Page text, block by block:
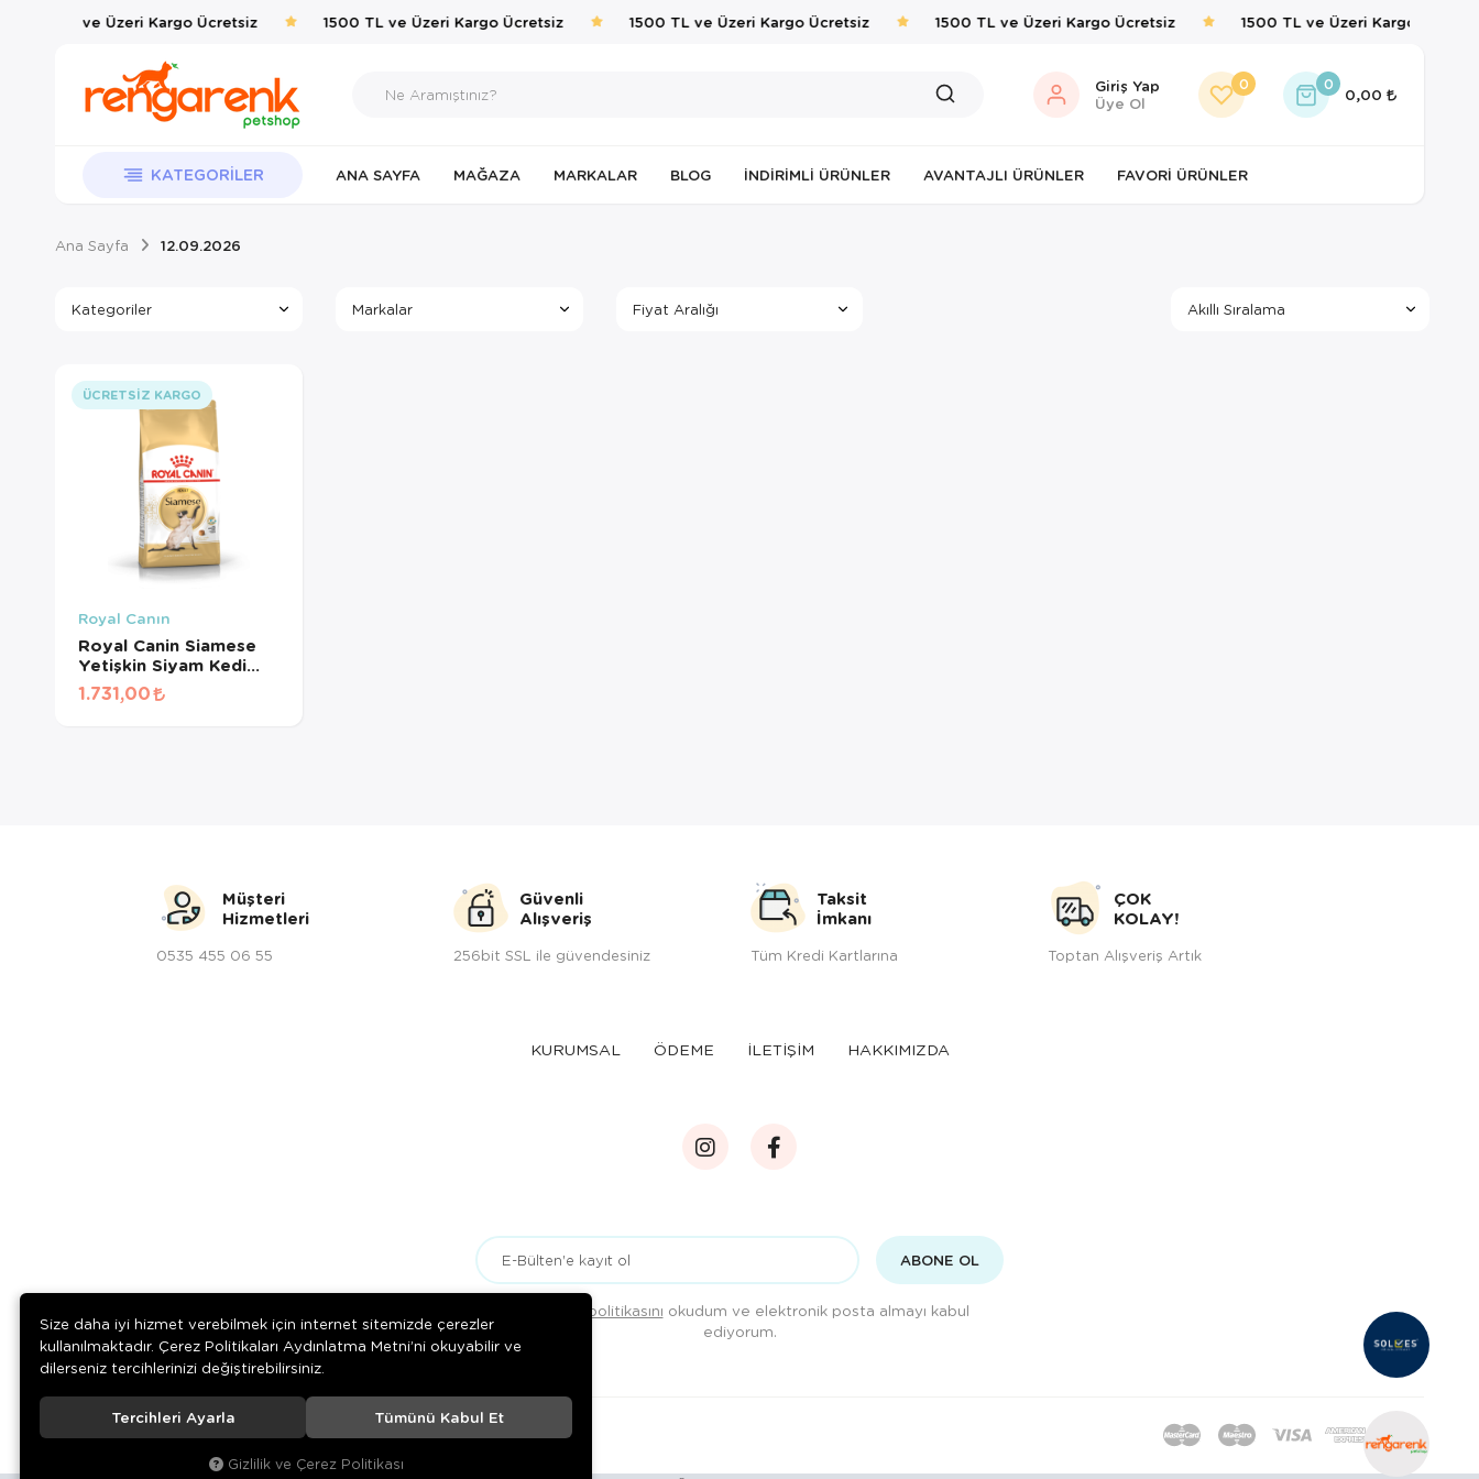
1500 TL ve Üzeri Kargo Ücretsiz 1500 TL ve Üzeri Kargo Ücretsiz 1500 TL ve Üzeri Kargo Ücretsiz 1500 TL ve Üzeri Kargo Ücretsiz 1500 TL ve Üzeri Kargo Ücretsiz
Giriş Yap
Üye Ol
0 0
0,00
KATEGORILER ANA SAYFA MAĞAZA MARKALAR BLOG İNDIRIMLI ÜRÜNLER AVANTAJLI ÜRÜNLER FAVORI ÜRÜNLER
Ana Sayfa 12.09.2026
Kategoriler Markalar Fiyat Aralığı
ÜCRETSIZ KARGO
Royal Canın
Royal Canin Siamese
Yetişkin Siyam Kedi
Maması 2Kg
1.731,00
Müşteri
Hizmetleri
0535 455 06 55
Güvenli
Alışveriş
256bit SSL ile güvendesiniz
Taksit
İmkanı
Tüm Kredi Kartlarına
ÇOK
KOLAY!
Toptan Alışveriş Artık
KURUMSAL ÖDEME İLETİŞİM HAKKIMIZDA
ABONE OL
Gizlilik politikasını okudum ve elektronik posta almayı kabul
ediyorum.
© 2020Rengarenk Pet Shop. Tüm hakları saklıdır.
Size daha iyi hizmet verebilmek için internet sitemizde çerezler
kullanılmaktadır. Çerez Politikaları Aydınlatma Metni’ni okuyabilir ve
dilerseniz tercihlerinizi değiştirebilirsiniz.
Tercihleri Ayarla Tümünü Kabul Et
Gizlilik ve Çerez Politikası